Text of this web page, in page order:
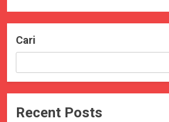
Cari
Recent Posts